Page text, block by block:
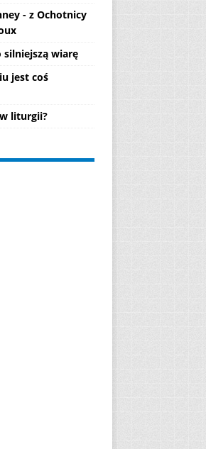
- z Ochotnicy
silniejszą wiarę
jest coś
liturgii?